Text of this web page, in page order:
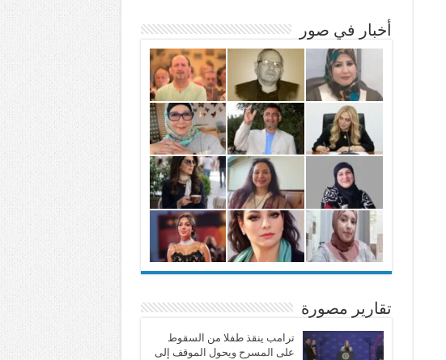
أخبار في صور
تقارير مصورة
ترامب ينقذ طفلا من السقوط
على المسرح ويحول الموقف إلى